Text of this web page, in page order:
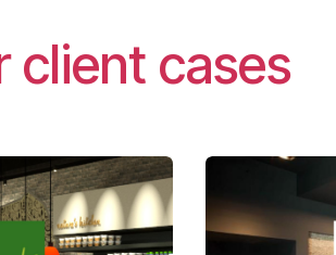
client cases